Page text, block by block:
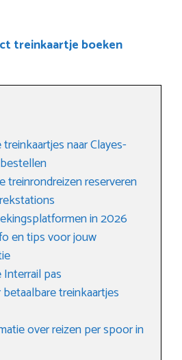
treinkaartje boeken
naar Clayes-
treinrondreizen reserveren
in 2026
en tips voor jouw
pas
treinkaartjes
over reizen per spoor in